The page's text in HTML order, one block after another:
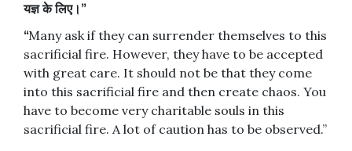
यज्ञ के लिए। ”
“Many ask if they can surrender themselves to this
sacrificial fire. However, they have to be accepted
with great care. It should not be that they come
into this sacrificial fire and then create chaos. You
have to become very charitable souls in this
sacrificial fire. A lot of caution has to be observed.”